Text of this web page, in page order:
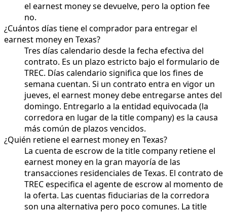
el earnest money se devuelve, pero la option fee
no.
¿Cuántos días tiene el comprador para entregar el
earnest money en Texas?
Tres días calendario desde la fecha efectiva del
contrato. Es un plazo estricto bajo el formulario de
TREC. Días calendario significa que los fines de
semana cuentan. Si un contrato entra en vigor un
jueves, el earnest money debe entregarse antes del
domingo. Entregarlo a la entidad equivocada (la
corredora en lugar de la title company) es la causa
más común de plazos vencidos.
¿Quién retiene el earnest money en Texas?
La cuenta de escrow de la title company retiene el
earnest money en la gran mayoría de las
transacciones residenciales de Texas. El contrato de
TREC especifica el agente de escrow al momento de
la oferta. Las cuentas fiduciarias de la corredora
son una alternativa pero poco comunes. La title